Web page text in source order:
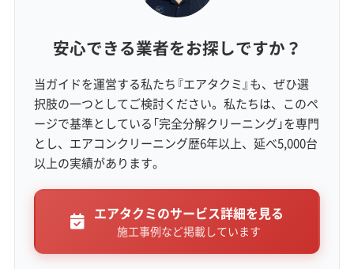
が悪化しやすい上、観光地ならではの交通
渋滞や高額な駐車料金が、クリーニングの
品質低下を招く一因となっています。
都心通勤世帯の悩み
安心できる業者をお探しですか？
当ガイドを運営する私たち『エアタクミ』も、ぜひ選
択肢の一つとしてご検討ください。私たちは、このペ
ージで基準としている「完全分解クリーニング」を専門
とし、エアコンクリーニング歴6年以上、延べ5,000台
以上の実績があります。
エアタクミのサービス詳細を見る
施工事例など掲載しています